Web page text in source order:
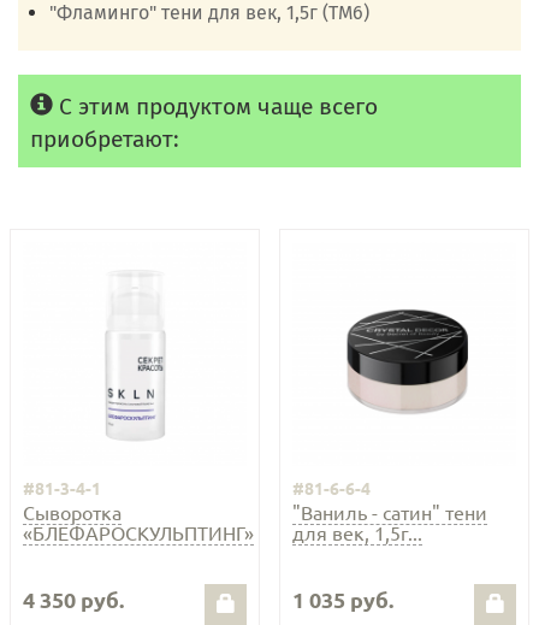
"Фламинго" тени для век, 1,5г (ТМ6)
С этим продуктом чаще всего
приобретают:
#81-3-4-1
Сыворотка
«БЛЕФАРОСКУЛЬПТИНГ»
4 350 руб.
#81-6-6-4
"Ваниль - сатин" тени
для век, 1,5г...
1 035 руб.